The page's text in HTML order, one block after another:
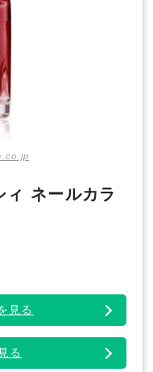
ィ ネールカラ
見る
る